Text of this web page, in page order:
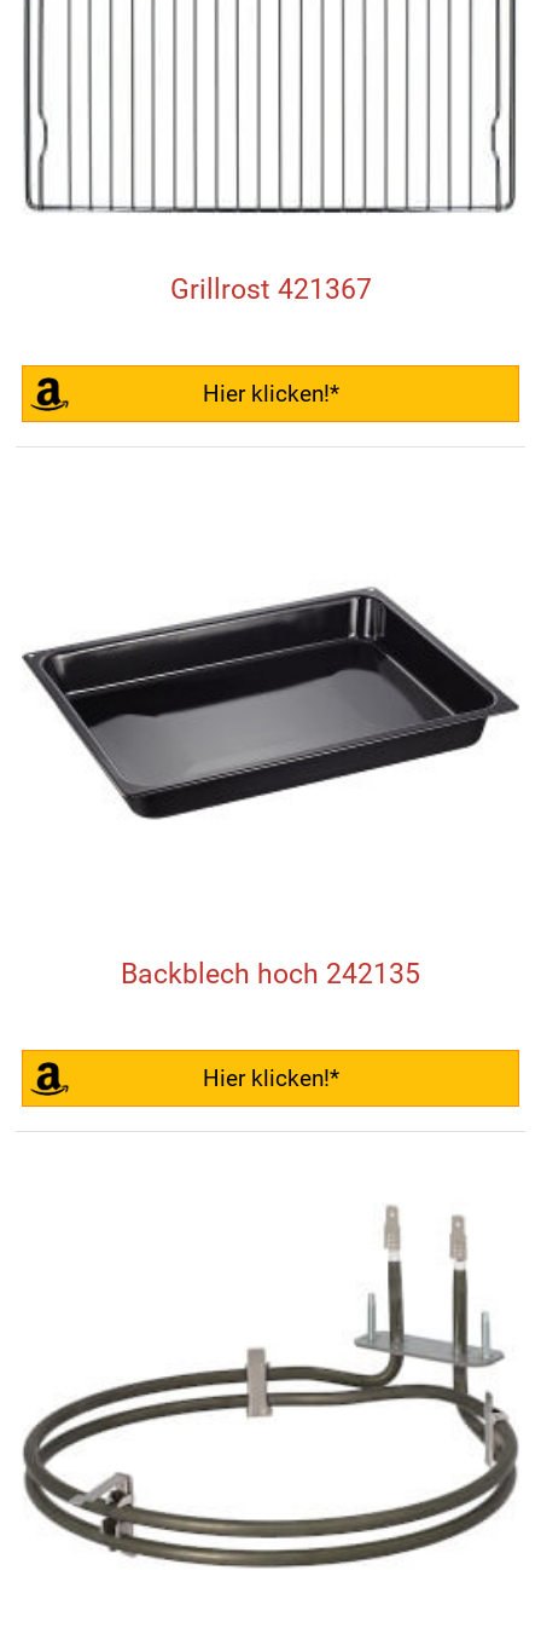
Grillrost 421367
Hier klicken!*
Backblech hoch 242135
Hier klicken!*